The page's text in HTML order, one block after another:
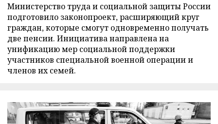
Министерство труда и социальной защиты России
подготовило законопроект, расширяющий круг
граждан, которые смогут одновременно получать
две пенсии. Инициатива направлена на
унификацию мер социальной поддержки
участников специальной военной операции и
членов их семей.